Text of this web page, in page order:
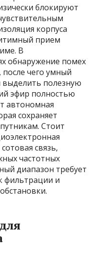
блокируют
корпуса
прием
В
обнаружение помех
чего умный
выделить полезную
эфир полностью
автономная
сохраняет
Стоит
связь,
частотных
диапазон требует
фильтрации и